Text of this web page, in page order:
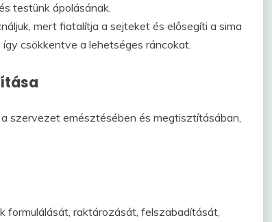
testünk ápolásának.
mert fiatalítja a sejteket és elősegíti a sima
csökkentve a lehetséges ráncokat.
szervezet emésztésében és megtisztításában,
raktározását, felszabadítását,